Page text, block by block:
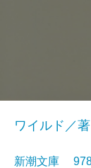
ワイルド／
新潮文庫